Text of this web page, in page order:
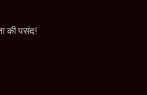
की पसंद!